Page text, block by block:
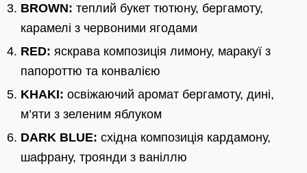
BROWN: теплий букет тютюну, бергамоту,
карамелі з червоними ягодами
RED: яскрава композиція лимону, маракуї з
папороттю та конвалією
KHAKI: освіжаючий аромат бергамоту, дині,
м’яти з зеленим яблуком
DARK BLUE: східна композиція кардамону,
шафрану, троянди з ваніллю